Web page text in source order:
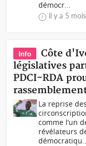
démocr...
il y a 5 mois
Info
Côte
législatives
PDCI-RDA
La reprise
comme l’un
révélateurs